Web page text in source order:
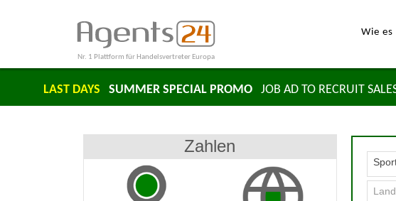
Nr. 1 Plattform für Handelsvertreter Europa
Wie
LAST DAYS SUMMER SPECIAL PROMO JOB AD TO RECRUIT
Land
Zahlen